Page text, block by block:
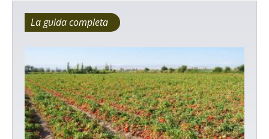
La guida completa